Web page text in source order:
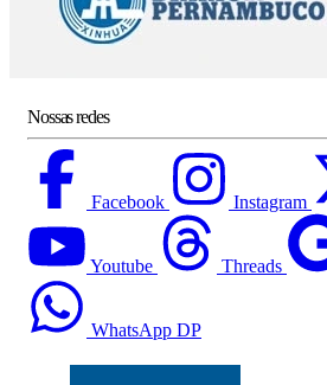
Nossas redes
Facebook Instagram
Youtube Threads
WhatsApp DP